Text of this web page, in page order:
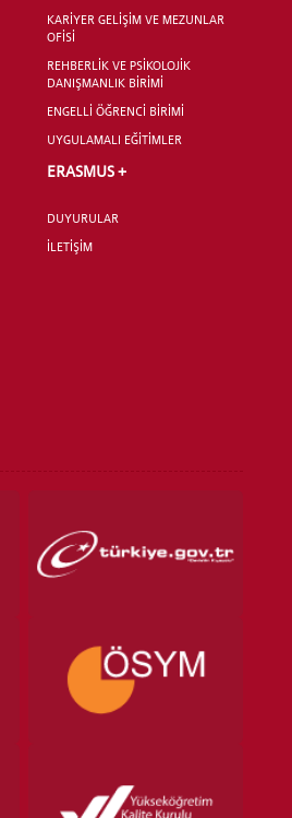
KARİYER GELİŞİM VE MEZUNLAR
OFİSİ
REHBERLİK VE PSİKOLOJİK
DANIŞMANLIK BİRİMİ
ENGELLİ ÖĞRENCİ BİRİMİ
UYGULAMALI EĞİTİMLER
ERASMUS +
DUYURULAR
İLETİŞİM